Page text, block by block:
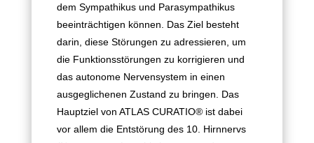
dem Sympathikus und Parasympathikus
beeinträchtigen können. Das Ziel besteht
darin, diese Störungen zu adressieren, um
die Funktionsstörungen zu korrigieren und
das autonome Nervensystem in einen
ausgeglichenen Zustand zu bringen. Das
Hauptziel von ATLAS CURATIO® ist dabei
vor allem die Entstörung des 10. Hirnnervs